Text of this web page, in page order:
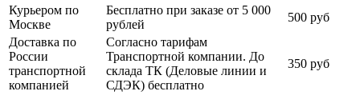
Курьером по
Москве
Бесплатно при заказе от 5 000
рублей
500 руб
Доставка по
России
транспортной
компанией
Согласно тарифам
Транспортной компании. До
склада ТК (Деловые линии и
СДЭК) бесплатно
350 руб